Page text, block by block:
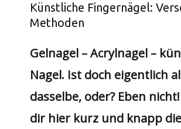
Künstliche Fingernägel:
Methoden
Gelnagel – Acrylnagel –
Nagel. Ist doch eigentlich
dasselbe, oder? Eben
dir hier kurz und knapp die